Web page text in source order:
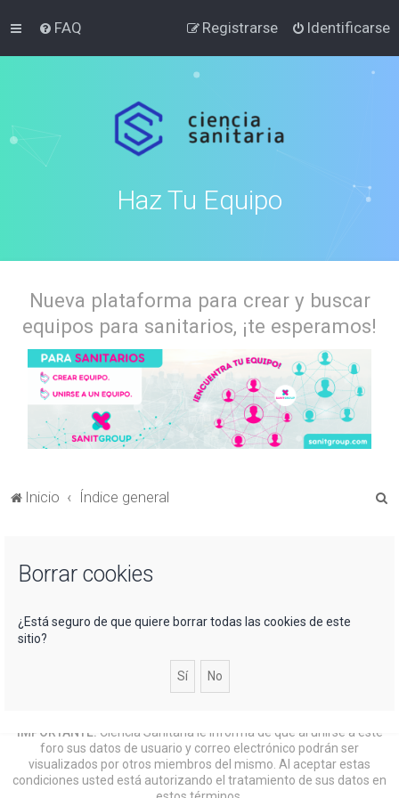
FAQ Identificarse
Registrarse
Haz Tu Equipo
Nueva plataforma para crear y buscar
equipos para sanitarios, ¡te esperamos!
Inicio Índice general
Borrar cookies
¿Está seguro de que quiere borrar todas las cookies de este
sitio?
IMPORTANTE: Ciencia Sanitaria le informa de que al unirse a este
foro sus datos de usuario y correo electrónico podrán ser
visualizados por otros miembros del mismo. Al aceptar estas
condiciones usted está autorizando el tratamiento de sus datos en